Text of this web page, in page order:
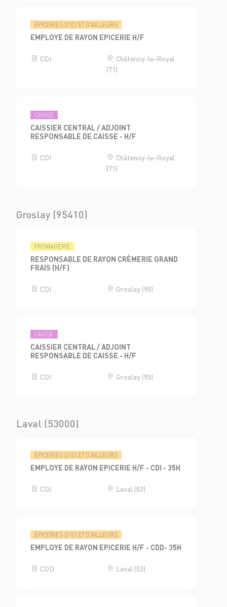
ÉPICERIES D'ICI ET D'AILLEURS
EMPLOYE DE RAYON EPICERIE H/F
CDI
Châtenoy-le-Royal
(71)
CAISSE
CAISSIER CENTRAL / ADJOINT
RESPONSABLE DE CAISSE - H/F
CDI
Châtenoy-le-Royal
(71)
Groslay (95410)
FROMAGERIE
RESPONSABLE DE RAYON CRÈMERIE GRAND
FRAIS (H/F)
CDI Groslay (95)
CAISSE
CAISSIER CENTRAL / ADJOINT
RESPONSABLE DE CAISSE - H/F
CDI Groslay (95)
Laval (53000)
ÉPICERIES D'ICI ET D'AILLEURS
EMPLOYE DE RAYON EPICERIE H/F - CDI - 35H
CDI Laval (53)
ÉPICERIES D'ICI ET D'AILLEURS
EMPLOYE DE RAYON EPICERIE H/F - CDD- 35H
CDD Laval (53)